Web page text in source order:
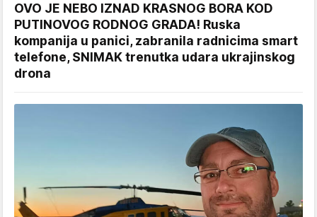
OVO JE NEBO IZNAD KRASNOG BORA KOD
PUTINOVOG RODNOG GRADA! Ruska
kompanija u panici, zabranila radnicima smart
telefone, SNIMAK trenutka udara ukrajinskog
drona